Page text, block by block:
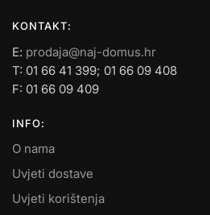
KONTAKT:
E: prodaja@naj-domus.hr
T: 01 66 41 399; 01 66 09 408
F: 01 66 09 409
INFO:
O nama
Uvjeti dostave
Uvjeti korištenja